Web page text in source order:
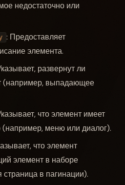
недостаточно или
: Предоставляет
элемента.
развернут ли
(например, выпадающее
что элемент имеет
меню или диалог).
что элемент
элемент в наборе
в пагинации).